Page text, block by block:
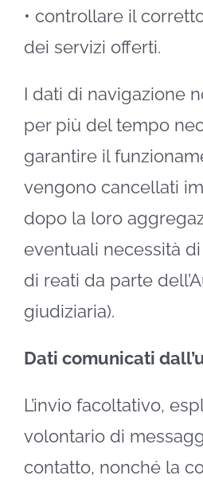
• controllare il
dei servizi offerti.
I dati di navigazione
per più del tempo
garantire il
vengono cancellati
dopo la loro
eventuali necessità
di reati da parte
giudiziaria).
Dati comunicati
L’invio facoltativo,
volontario di
contatto, nonché la